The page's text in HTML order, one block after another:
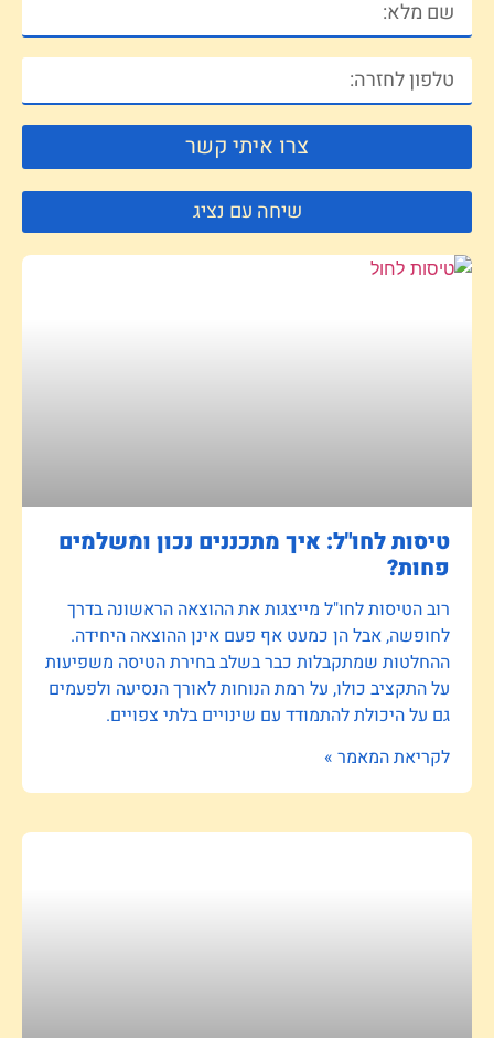
צרו איתי קשר
שיחה עם נציג
טיסות לחו"ל: איך מתכננים נכון ומשלמים
פחות?
רוב הטיסות לחו"ל מייצגות את ההוצאה הראשונה בדרך
לחופשה, אבל הן כמעט אף פעם אינן ההוצאה היחידה.
ההחלטות שמתקבלות כבר בשלב בחירת הטיסה משפיעות
על התקציב כולו, על רמת הנוחות לאורך הנסיעה ולפעמים
גם על היכולת להתמודד עם שינויים בלתי צפויים.
לקריאת המאמר »